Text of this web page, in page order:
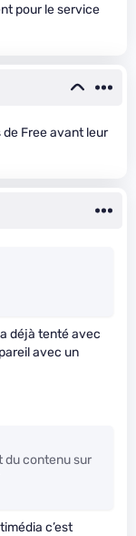
pour le service
de Free avant leur
déjà tenté avec
avec un
du contenu sur
c’est